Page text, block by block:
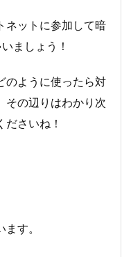
ネットに参加して暗
ましょう！
のように使ったら対
その辺りはわかり次
さいね！
す。